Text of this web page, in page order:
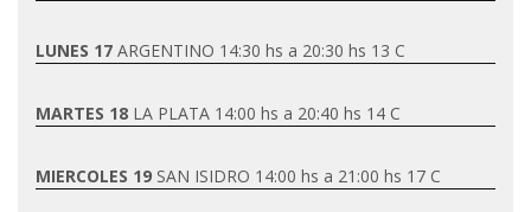
LUNES 17 ARGENTINO 14:30 hs a 20:30 hs 13 C
MARTES 18 LA PLATA 14:00 hs a 20:40 hs 14 C
MIERCOLES 19 SAN ISIDRO 14:00 hs a 21:00 hs 17 C